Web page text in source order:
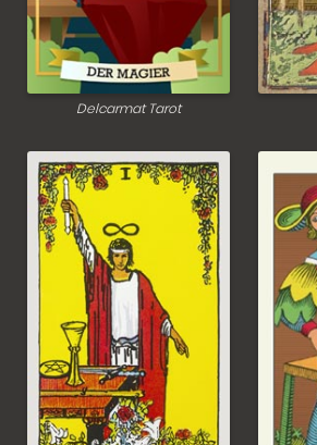
Delcarmat Tarot